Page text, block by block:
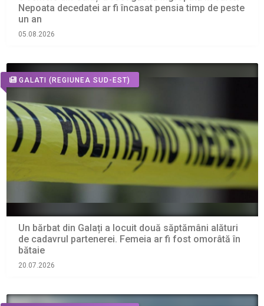
Nepoata decedatei ar fi încasat pensia timp de peste
un an
05.08.2026
GALATI (REGIUNEA SUD-EST)
Un bărbat din Galați a locuit două săptămâni alături
de cadavrul partenerei. Femeia ar fi fost omorâtă în
bătaie
20.07.2026